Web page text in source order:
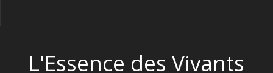
L'Essence des Vivants